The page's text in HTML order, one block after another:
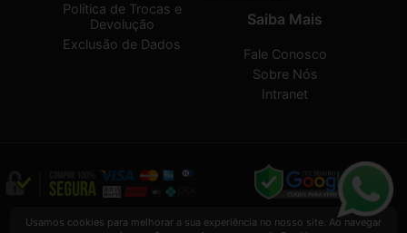
Política de Trocas e
Devolução
Exclusão de Dados
Saiba Mais
Fale Conosco
Sobre Nós
Intranet
Balieiro e Balieiro comércio de peças e acessórios para veículos LTDA2026
Usamos cookies para melhorar a sua experiência no nosso site. Ao navegar